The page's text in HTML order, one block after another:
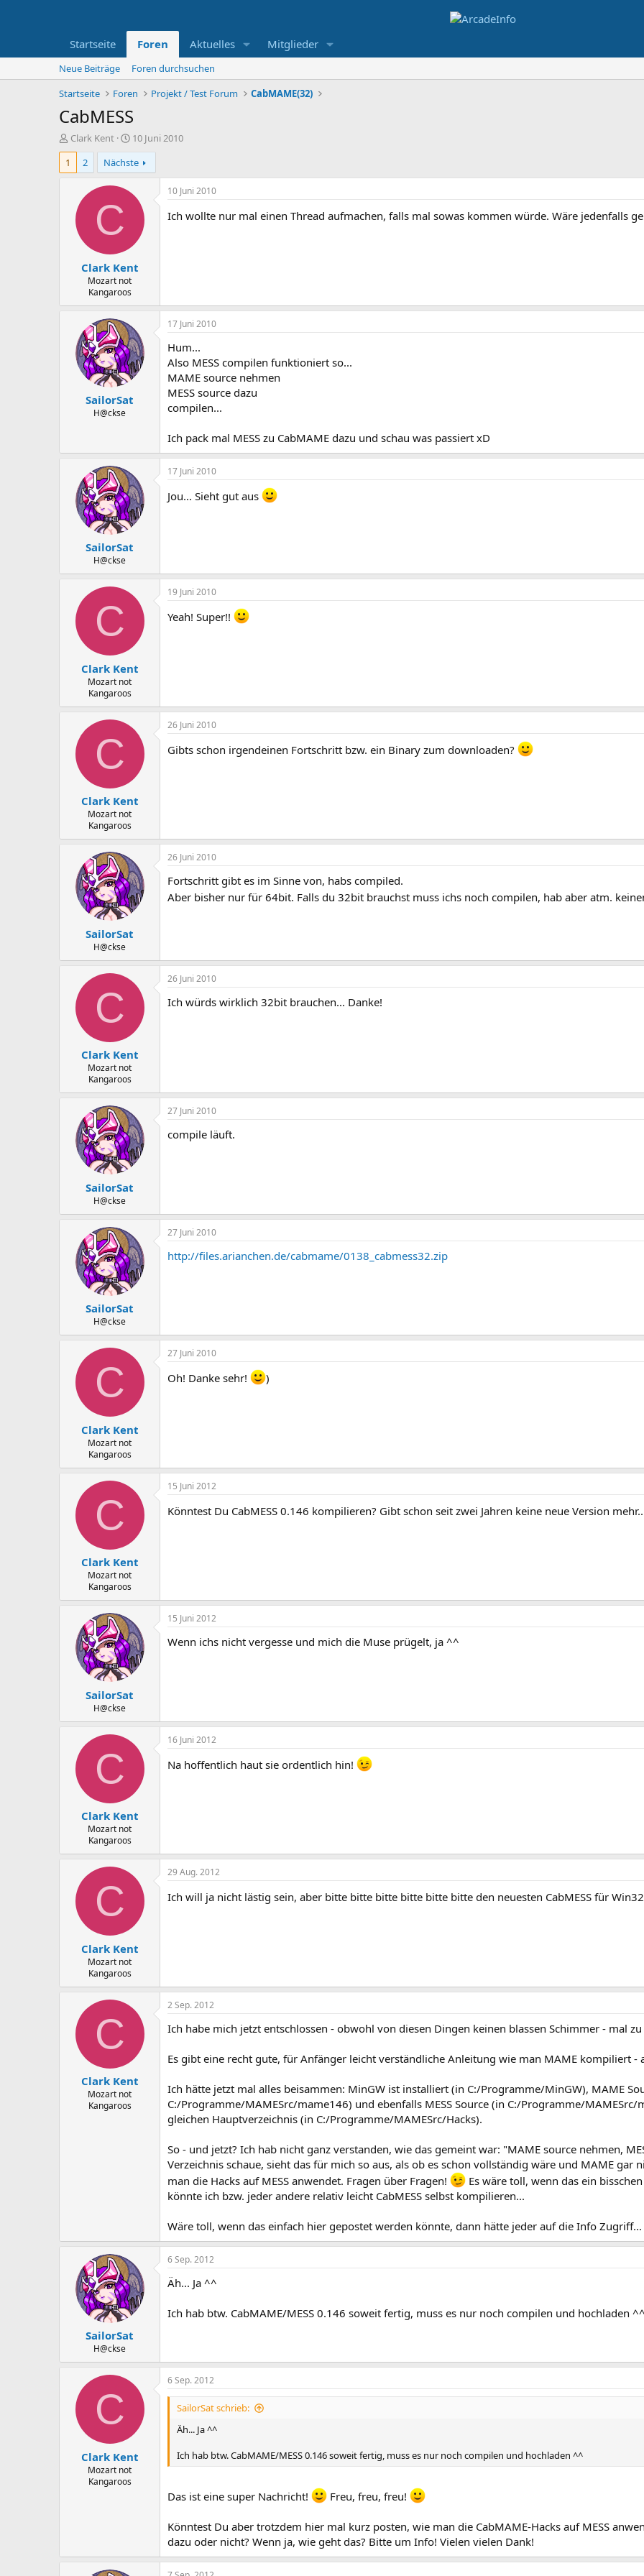
Startseite Foren Aktuelles Mitglieder
Neue Beiträge
Foren durchsuchen
Startseite
Foren Projekt / Test Forum CabMAME(32)
CabMESS
E
r
t
Clark Kent
E
r
s
t
a
10 Juni 2010
1
2 Nächste
C
Clark Kent
Mozart not
Kangaroos
10 Juni 2010
Ich wollte nur mal einen Thread aufmachen, falls mal sowas kommen würde. Wäre jedenfalls
SailorSat
H@ckse
17 Juni 2010
Hum...
Also MESS compilen funktioniert so...
MAME source nehmen
MESS source dazu
compilen...
Ich pack mal MESS zu CabMAME dazu und schau was passiert xD
SailorSat
H@ckse
17 Juni 2010
Jou... Sieht gut aus
C
Clark Kent
Mozart not
Kangaroos
19 Juni 2010
Yeah! Super!!
C
Clark Kent
Mozart not
Kangaroos
26 Juni 2010
Gibts schon irgendeinen Fortschritt bzw. ein Binary zum downloaden?
SailorSat
H@ckse
26 Juni 2010
Fortschritt gibt es im Sinne von, habs compiled.
Aber bisher nur für 64bit. Falls du 32bit brauchst muss ichs noch compilen, hab aber atm.
C
Clark Kent
Mozart not
Kangaroos
26 Juni 2010
Ich würds wirklich 32bit brauchen... Danke!
SailorSat
H@ckse
27 Juni 2010
compile läuft.
SailorSat
H@ckse
27 Juni 2010
http://files.arianchen.de/cabmame/0138_cabmess32.zip
C
Clark Kent
Mozart not
Kangaroos
27 Juni 2010
Oh! Danke sehr! )
C
Clark Kent
Mozart not
Kangaroos
15 Juni 2012
Könntest Du CabMESS 0.146 kompilieren? Gibt schon seit zwei Jahren keine neue Version
SailorSat
H@ckse
15 Juni 2012
Wenn ichs nicht vergesse und mich die Muse prügelt, ja ^^
C
Clark Kent
Mozart not
Kangaroos
16 Juni 2012
Na hoffentlich haut sie ordentlich hin!
C
Clark Kent
Mozart not
Kangaroos
29 Aug. 2012
Ich will ja nicht lästig sein, aber bitte bitte bitte bitte bitte bitte den neuesten CabMESS für
C
Clark Kent
Mozart not
Kangaroos
2 Sep. 2012
Ich habe mich jetzt entschlossen - obwohl von diesen Dingen keinen blassen Schimmer - mal
Es gibt eine recht gute, für Anfänger leicht verständliche Anleitung wie man MAME kompiliert -
Ich hätte jetzt mal alles beisammen: MinGW ist installiert (in C:/Programme/MinGW), MAME
C:/Programme/MAMESrc/mame146) und ebenfalls MESS Source (in C:/Programme/MAMESrc/
gleichen Hauptverzeichnis (in C:/Programme/MAMESrc/Hacks).
So - und jetzt? Ich hab nicht ganz verstanden, wie das gemeint war: "MAME source nehmen,
Verzeichnis schaue, sieht das für mich so aus, als ob es schon vollständig wäre und MAME gar
man die Hacks auf MESS anwendet. Fragen über Fragen!
Es wäre toll, wenn das ein
könnte ich bzw. jeder andere relativ leicht CabMESS selbst kompilieren...
Wäre toll, wenn das einfach hier gepostet werden könnte, dann hätte jeder auf die Info Zugriff...
SailorSat
H@ckse
6 Sep. 2012
Äh... Ja ^^
Ich hab btw. CabMAME/MESS 0.146 soweit fertig, muss es nur noch compilen und hochladen ^^
C
Clark Kent
Mozart not
Kangaroos
6 Sep. 2012
SailorSat schrieb:
Äh... Ja ^^
Ich hab btw. CabMAME/MESS 0.146 soweit fertig, muss es nur noch compilen und hochladen ^^
Das ist eine super Nachricht! Freu, freu, freu!
Könntest Du aber trotzdem hier mal kurz posten, wie man die CabMAME-Hacks auf MESS
dazu oder nicht? Wenn ja, wie geht das? Bitte um Info! Vielen vielen Dank!